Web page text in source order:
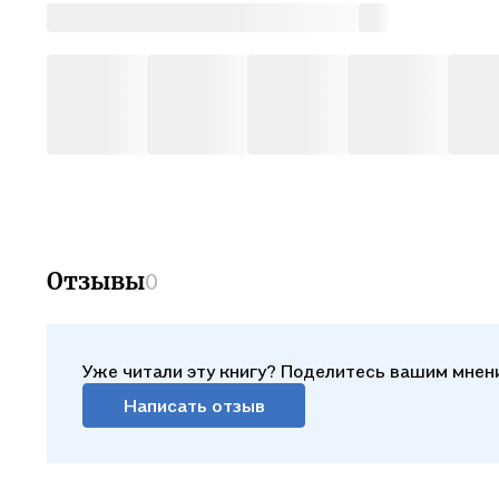
Отзывы0
Уже читали эту книгу? Поделитесь вашим
Написать отзыв